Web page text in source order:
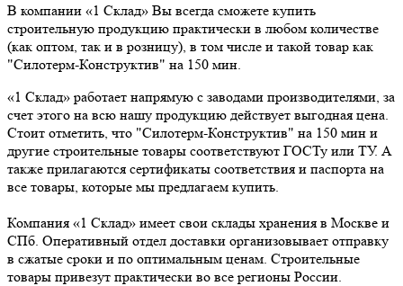
В компании «1 Склад» Вы всегда сможете купить
строительную продукцию практически в любом количестве
(как оптом, так и в розницу), в том числе и такой товар как
"Силотерм-Конструктив" на 150 мин.
«1 Склад» работает напрямую с заводами производителями, за
счет этого на всю нашу продукцию действует выгодная цена.
Стоит отметить, что "Силотерм-Конструктив" на 150 мин и
другие строительные товары соответствуют ГОСТу или ТУ. А
также прилагаются сертификаты соответствия и паспорта на
все товары, которые мы предлагаем купить.
Компания «1 Склад» имеет свои склады хранения в Москве и
СПб. Оперативный отдел доставки организовывает отправку
в сжатые сроки и по оптимальным ценам. Строительные
товары привезут практически во все регионы России.